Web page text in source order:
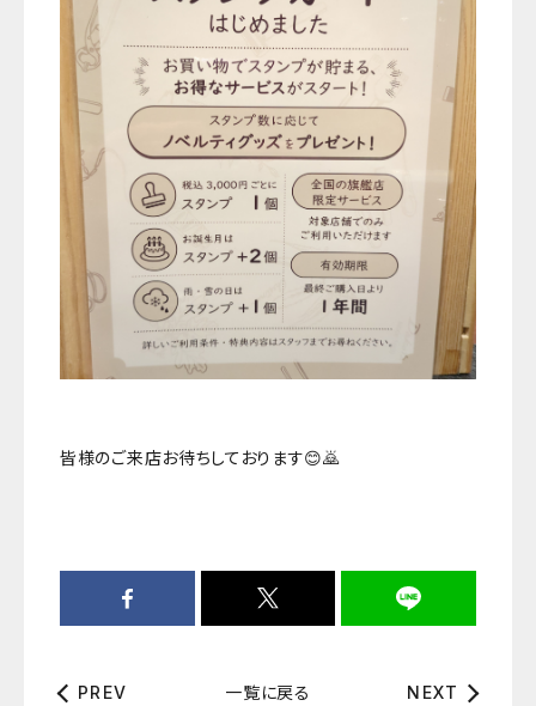
皆様のご来店お待ちしております😊🙇
PREV 一覧に戻る NEXT